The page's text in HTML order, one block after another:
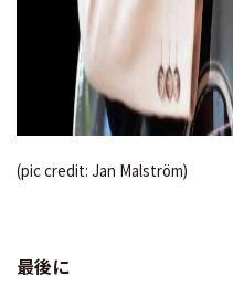
(pic credit: Jan Malström)
最後に